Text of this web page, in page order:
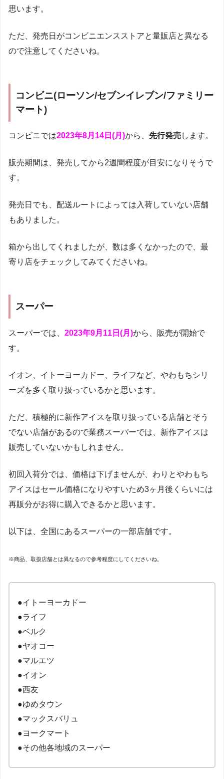
思います。
ただ、発売日がコンビニエンスストアと量販店と異なる
ので注意してくださいね。
コンビニ(ローソン/セブンイレブン/ファミリー
マート)
コンビニでは2023年8月14日(月)から、 先行発売します。
販売期間は、発売してから2週間程度が目安になりそうで
す。
発売日でも、配送ルートによっては入荷していない店舗
もありました。
箱から出してくれましたが、数は多くなかったので、最
寄り店をチェックしてみてくださいね。
スーパー
スーパーでは、 2023年9月11日(月)から、販売が開始で
す。
イオン、イトーヨーカドー、ライフなど、やわもちシリ
ーズを多く取り扱っているかと思います。
ただ、積極的に新作アイスを取り扱っている店舗とそう
でない店舗があるので業務スーパーでは、新作アイスは
販売していないかもしれません。
初回入荷分では、価格は下げませんが、わりとやわもち
アイスはセール価格になりやすいため3ヶ月後くらいには
再販分がお得に購入できるかと思います。
以下は、全国にあるスーパーの一部店舗です。
※商品、取扱店舗とは異なるので参考程度にしてくださいね。
●イトーヨーカドー
●ライフ
●ベルク
●ヤオコー
●マルエツ
●イオン
●西友
●ゆめタウン
●マックスバリュ
●ヨークマート
●その他各地域のスーパー